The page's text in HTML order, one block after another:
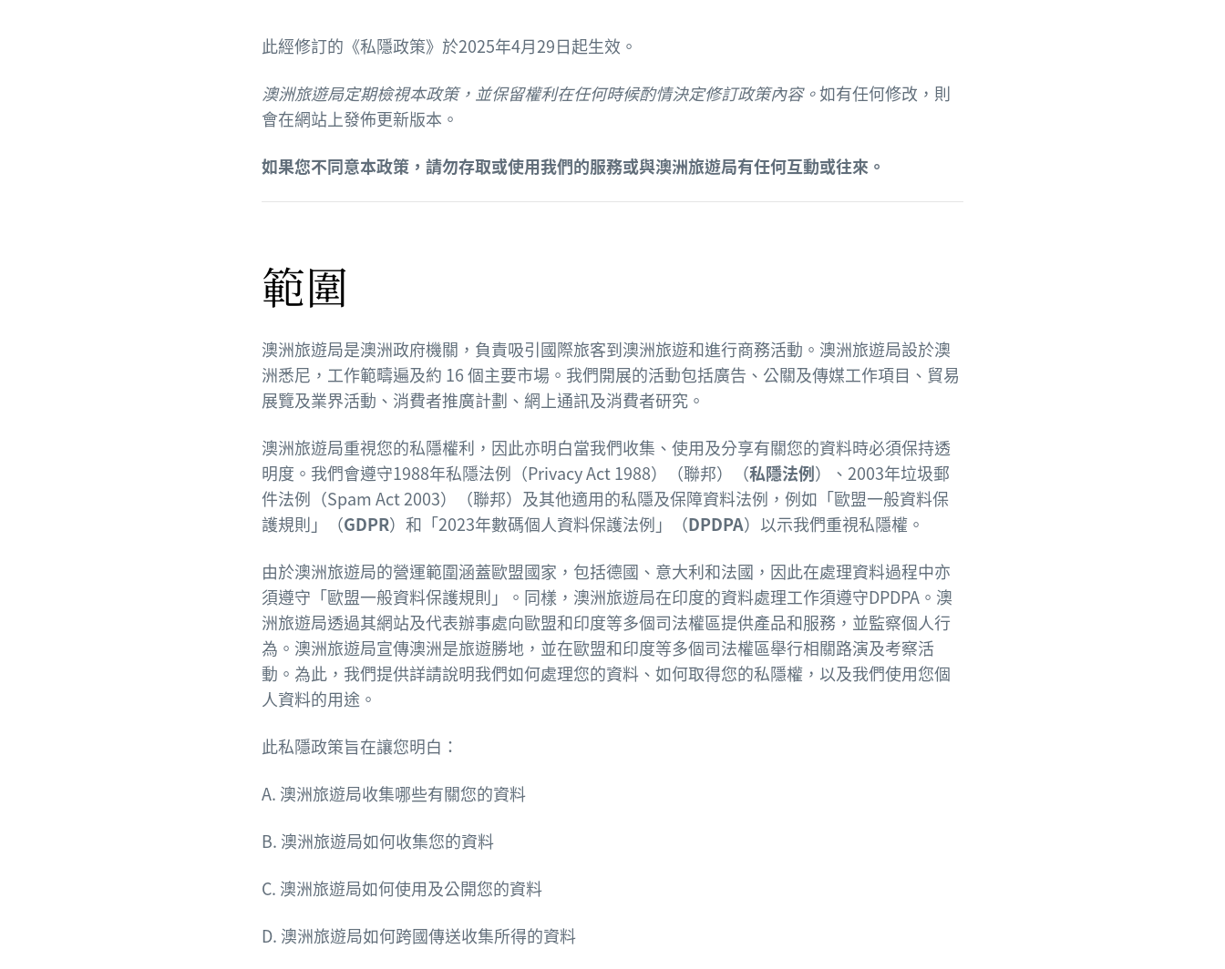
此經修訂的《私隱政策》於2025年4月29日起生效。
澳洲旅遊局定期檢視本政策，並保留權利在任何時候酌情決定修訂政策內容。如有任何修改，則
會在網站上發佈更新版本。
如果您不同意本政策，請勿存取或使用我們的服務或與澳洲旅遊局有任何互動或往來。
範圍
澳洲旅遊局是澳洲政府機關，負責吸引國際旅客到澳洲旅遊和進行商務活動。澳洲旅遊局設於澳
洲悉尼，工作範疇遍及約 16 個主要市場。我們開展的活動包括廣告、公關及傳媒工作項目、貿易
展覽及業界活動、消費者推廣計劃、網上通訊及消費者研究。
澳洲旅遊局重視您的私隱權利，因此亦明白當我們收集、使用及分享有關您的資料時必須保持透
明度。我們會遵守1988年私隱法例（Privacy Act 1988）（聯邦）（私隱法例）、2003年垃圾郵
件法例（Spam Act 2003）（聯邦）及其他適用的私隱及保障資料法例，例如「歐盟一般資料保
護規則」（GDPR）和「2023年數碼個人資料保護法例」（DPDPA）以示我們重視私隱權。
由於澳洲旅遊局的營運範圍涵蓋歐盟國家，包括德國、意大利和法國，因此在處理資料過程中亦
須遵守「歐盟一般資料保護規則」。同樣，澳洲旅遊局在印度的資料處理工作須遵守DPDPA。澳
洲旅遊局透過其網站及代表辦事處向歐盟和印度等多個司法權區提供產品和服務，並監察個人行
為。澳洲旅遊局宣傳澳洲是旅遊勝地，並在歐盟和印度等多個司法權區舉行相關路演及考察活
動。為此，我們提供詳請說明我們如何處理您的資料、如何取得您的私隱權，以及我們使用您個
人資料的用途。
此私隱政策旨在讓您明白：
A. 澳洲旅遊局收集哪些有關您的資料
B. 澳洲旅遊局如何收集您的資料
C. 澳洲旅遊局如何使用及公開您的資料
D. 澳洲旅遊局如何跨國傳送收集所得的資料